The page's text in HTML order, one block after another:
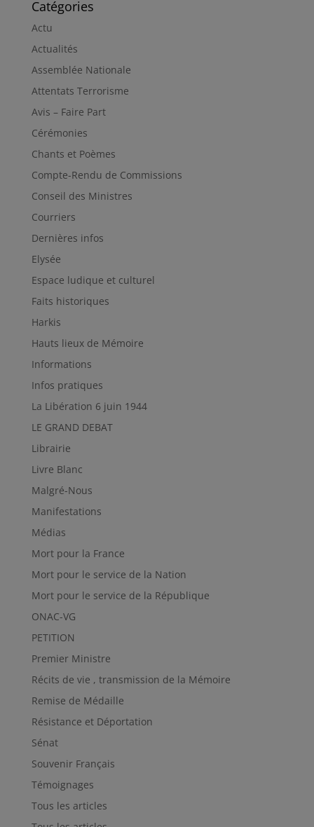
Catégories
Actu
Actualités
Assemblée Nationale
Attentats Terrorisme
Avis – Faire Part
Cérémonies
Chants et Poèmes
Compte-Rendu de Commissions
Conseil des Ministres
Courriers
Dernières infos
Elysée
Espace ludique et culturel
Faits historiques
Harkis
Hauts lieux de Mémoire
Informations
Infos pratiques
La Libération 6 juin 1944
LE GRAND DEBAT
Librairie
Livre Blanc
Malgré-Nous
Manifestations
Médias
Mort pour la France
Mort pour le service de la Nation
Mort pour le service de la République
ONAC-VG
PETITION
Premier Ministre
Récits de vie , transmission de la Mémoire
Remise de Médaille
Résistance et Déportation
Sénat
Souvenir Français
Témoignages
Tous les articles